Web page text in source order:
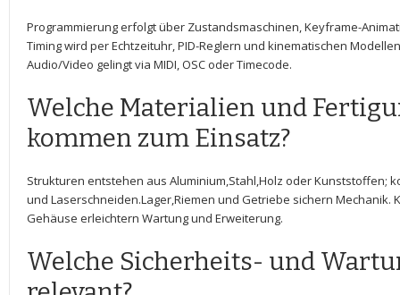
Programmierung erfolgt über Zustandsmaschinen, ​Keyframe-
Timing⁤ wird per⁤ Echtzeituhr, PID-Reglern und kinematischen
Audio/Video gelingt via MIDI, OSC​ oder Timecode.
Welche Materialien und
kommen zum Einsatz?
Strukturen entstehen aus Aluminium,Stahl,Holz⁤ oder Kunststoffen;
und ⁢Laserschneiden.Lager,Riemen und Getriebe sichern Mechanik.
⁤Gehäuse erleichtern Wartung und ‌Erweiterung.
Welche Sicherheits- und